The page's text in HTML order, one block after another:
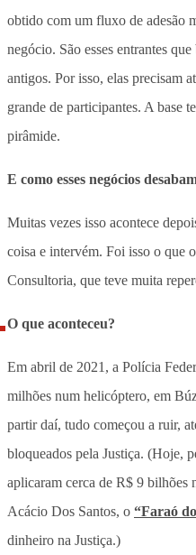
obtido com um fluxo de adesão
negócio. São esses entrantes
antigos. Por isso, elas precisam
grande de participantes. A base
pirâmide.
E como esses negócios
Muitas vezes isso acontece
coisa e intervém. Foi isso o que
Consultoria, que teve muita
O que aconteceu?
Em abril de 2021, a Polícia
milhões num helicóptero, em
partir daí, tudo começou a ruir,
bloqueados pela Justiça. (Hoje,
aplicaram cerca de R$ 9
Acácio Dos Santos, o “Faraó
dinheiro na Justiça.)